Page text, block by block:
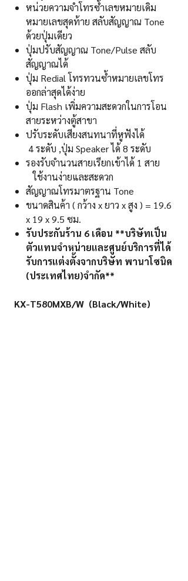
หน่วยความจำโทรซ้ำเลขหมายเดิม
หมายเลขสุดท้าย สลับสัญญาณ Tone
ด้วยปุ่มเดียว
ปุ่มปรับสัญญาณ Tone/Pulse สลับ
สัญญาณได้
ปุ่ม Redial โทรทวนซ้ำหมายเลขโทร
ออกล่าสุดได้ง่าย
ปุ่ม Flash เพิ่มความสะดวกในการโอน
สายระหว่างตู้สาขา
ปรับระดับเสียงสนทนาที่หูฟังได้
4 ระดับ ,ปุ่ม Speaker ได้ 8 ระดับ
รองรับจำนวนสายเรียกเข้าได้ 1 สาย
ใช้งานง่ายและสะดวก
สัญญาณโทรมาตรฐาน Tone
ขนาดสินค้า ( กว้าง x ยาว x สูง ) = 19.6
x 19 x 9.5 ซม.
รับประกันร้าน 6 เดือน **บริษัทเป็น
ตัวแทนจำหน่ายและศูนย์บริการที่ได้
รับการแต่งตั้งจากบริษัท พานาโซนิค
(ประเทศไทย)จำกัด**
KX-T580MXB/W (Black/White)